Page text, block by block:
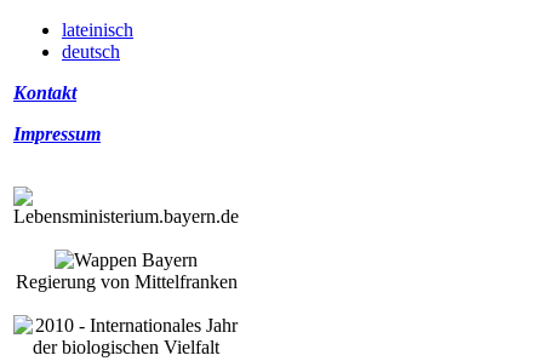
lateinisch
deutsch
Kontakt
Impressum
Regierung von Mittelfranken